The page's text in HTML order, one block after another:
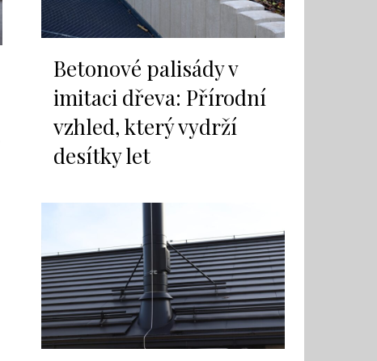
Betonové palisády v
imitaci dřeva: Přírodní
vzhled, který vydrží
desítky let